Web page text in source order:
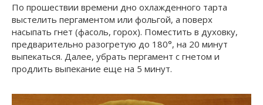
По прошествии времени дно охлажденного тарта
выстелить пергаментом или фольгой, а поверх
насыпать гнет (фасоль, горох). Поместить в духовку,
предварительно разогретую до 180°, на 20 минут
выпекаться. Далее, убрать пергамент с гнетом и
продлить выпекание еще на 5 минут.